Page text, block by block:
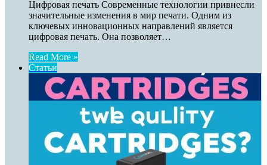
Цифровая печать Современные технологии привнесли
значительные изменения в мир печати. Одним из
ключевых инновационных направлений является
цифровая печать. Она позволяет…
Read More »
Статьи